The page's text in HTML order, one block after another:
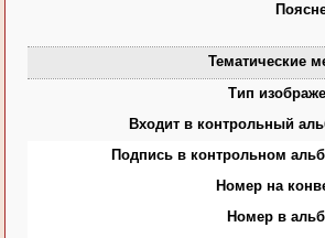
Тематические
Тип
Входит в контрольный
Подпись в контрольном
Номер на
Номер в